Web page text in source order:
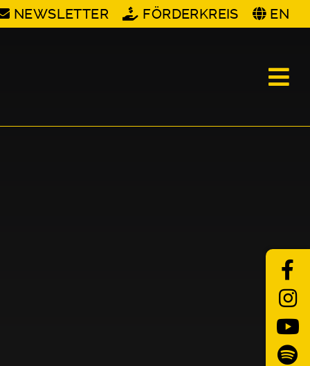
NEWSLETTER FÖRDERKREIS EN